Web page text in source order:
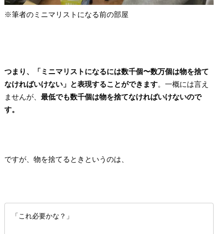
※筆者のミニマリストになる前の部屋
つまり、「ミニマリストになるには数千個〜数万個は物を捨て
なければいけない」と表現することができます。一概には言え
ませんが、 最低でも数千個は物を捨てなければいけないので
す。
ですが、物を捨てるときというのは、
「これ必要かな？」